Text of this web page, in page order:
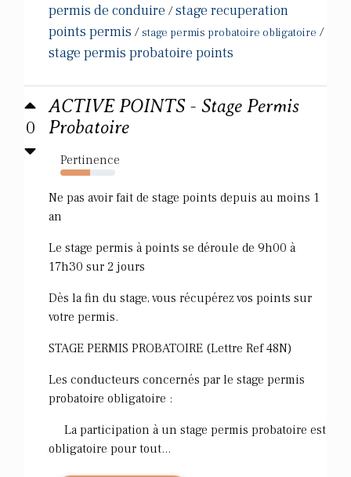
permis de conduire /stage recuperation
points permis /stage permis probatoire obligatoire /
stage permis probatoire points
0
ACTIVE POINTS - Stage Permis
Probatoire
Pertinence
54%
Ne pas avoir fait de stage points depuis au moins 1
an
Le stage permis à points se déroule de 9h00 à
17h30 sur 2 jours
Dès la fin du stage, vous récupérez vos points sur
votre permis.
STAGE PERMIS PROBATOIRE (Lettre Ref 48N)
Les conducteurs concernés par le stage permis
probatoire obligatoire :
La participation à un stage permis probatoire est
obligatoire pour tout...